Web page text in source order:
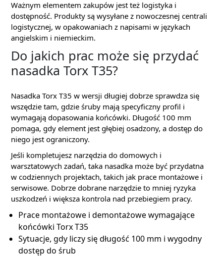
Ważnym elementem zakupów jest też logistyka i
dostępność. Produkty są wysyłane z nowoczesnej centrali
logistycznej, w opakowaniach z napisami w językach
angielskim i niemieckim.
Do jakich prac może się przydać
nasadka Torx T35?
Nasadka Torx T35 w wersji długiej dobrze sprawdza się
wszędzie tam, gdzie śruby mają specyficzny profil i
wymagają dopasowania końcówki. Długość 100 mm
pomaga, gdy element jest głębiej osadzony, a dostęp do
niego jest ograniczony.
Jeśli kompletujesz narzędzia do domowych i
warsztatowych zadań, taka nasadka może być przydatna
w codziennych projektach, takich jak prace montażowe i
serwisowe. Dobrze dobrane narzędzie to mniej ryzyka
uszkodzeń i większa kontrola nad przebiegiem pracy.
Prace montażowe i demontażowe wymagające
końcówki Torx T35
Sytuacje, gdy liczy się długość 100 mm i wygodny
dostęp do śrub